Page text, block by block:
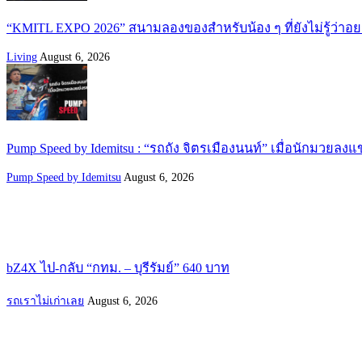
“KMITL EXPO 2026” สนามลองของสำหรับน้อง ๆ ที่ยังไม่รู้ว่าอ
Living August 6, 2026
Pump Speed by Idemitsu : “รถถัง จิตรเมืองนนท์” เมื่อนักมวยลง
Pump Speed by Idemitsu August 6, 2026
bZ4X ไป-กลับ “กทม. – บุรีรัมย์” 640 บาท
รถเราไม่เก่าเลย August 6, 2026